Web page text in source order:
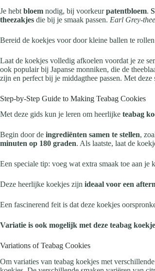
Je hebt bloem nodig, bij voorkeurpatentbloem.
theezakjes die bij je smaak passen. Earl Grey-thee
Bereid de koekjes voor door kleine ballen te
Laat de koekjes volledig afkoelen voordat je ze
ook populair bij Japanse monniken, die de
zijn en perfect bij je middagthee passen. Met
Step-by-Step Guide to Making Teabag Cookies
Met deze gids kun je leren om heerlijke teabag
Begin door de ingrediënten samen te stellen,
minuten op 180 graden. Als laatste, laat de
Een speciale tip: voeg wat extra smaak toe aan je
Deze heerlijke koekjes zijn ideaal voor een
Een fascinerend feit is dat deze koekjes
Variatie is ook mogelijk met deze teabag
Variations of Teabag Cookies
Om variaties van teabag koekjes met